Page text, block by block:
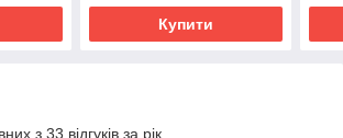
Купити
з 33 відгуків за рік